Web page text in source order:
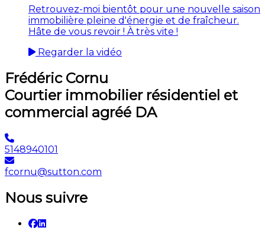
Retrouvez-moi bientôt pour une nouvelle saison
immobilière pleine d'énergie et de fraîcheur.
Hâte de vous revoir ! À très vite !
Regarder la vidéo
Frédéric Cornu
Courtier immobilier résidentiel et
commercial agréé DA
5148940101
fcornu@sutton.com
Nous suivre